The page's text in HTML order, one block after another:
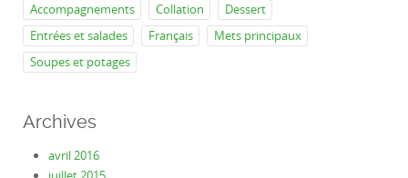
Accompagnements Collation
Dessert
Entrées et salades
Français
Mets principaux
Soupes et potages
Archives
avril 2016